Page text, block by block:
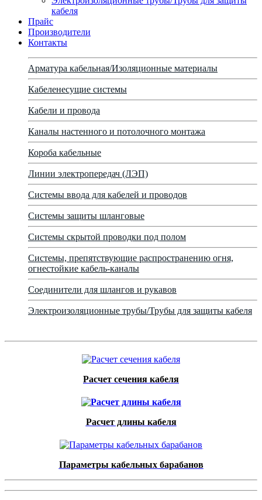
кабеля
Прайс
Производители
Контакты
Арматура кабельная/Изоляционные материалы
Кабеленесущие системы
Кабели и провода
Каналы настенного и потолочного монтажа
Короба кабельные
Линии электропередач (ЛЭП)
Системы ввода для кабелей и проводов
Системы защиты шланговые
Системы скрытой проводки под полом
Системы, препятствующие распространению огня,
огнестойкие кабель-каналы
Соединители для шлангов и рукавов
Электроизоляционные трубы/Трубы для защиты кабеля
Расчет сечения кабеля
Расчет длины кабеля
Параметры кабельных барабанов